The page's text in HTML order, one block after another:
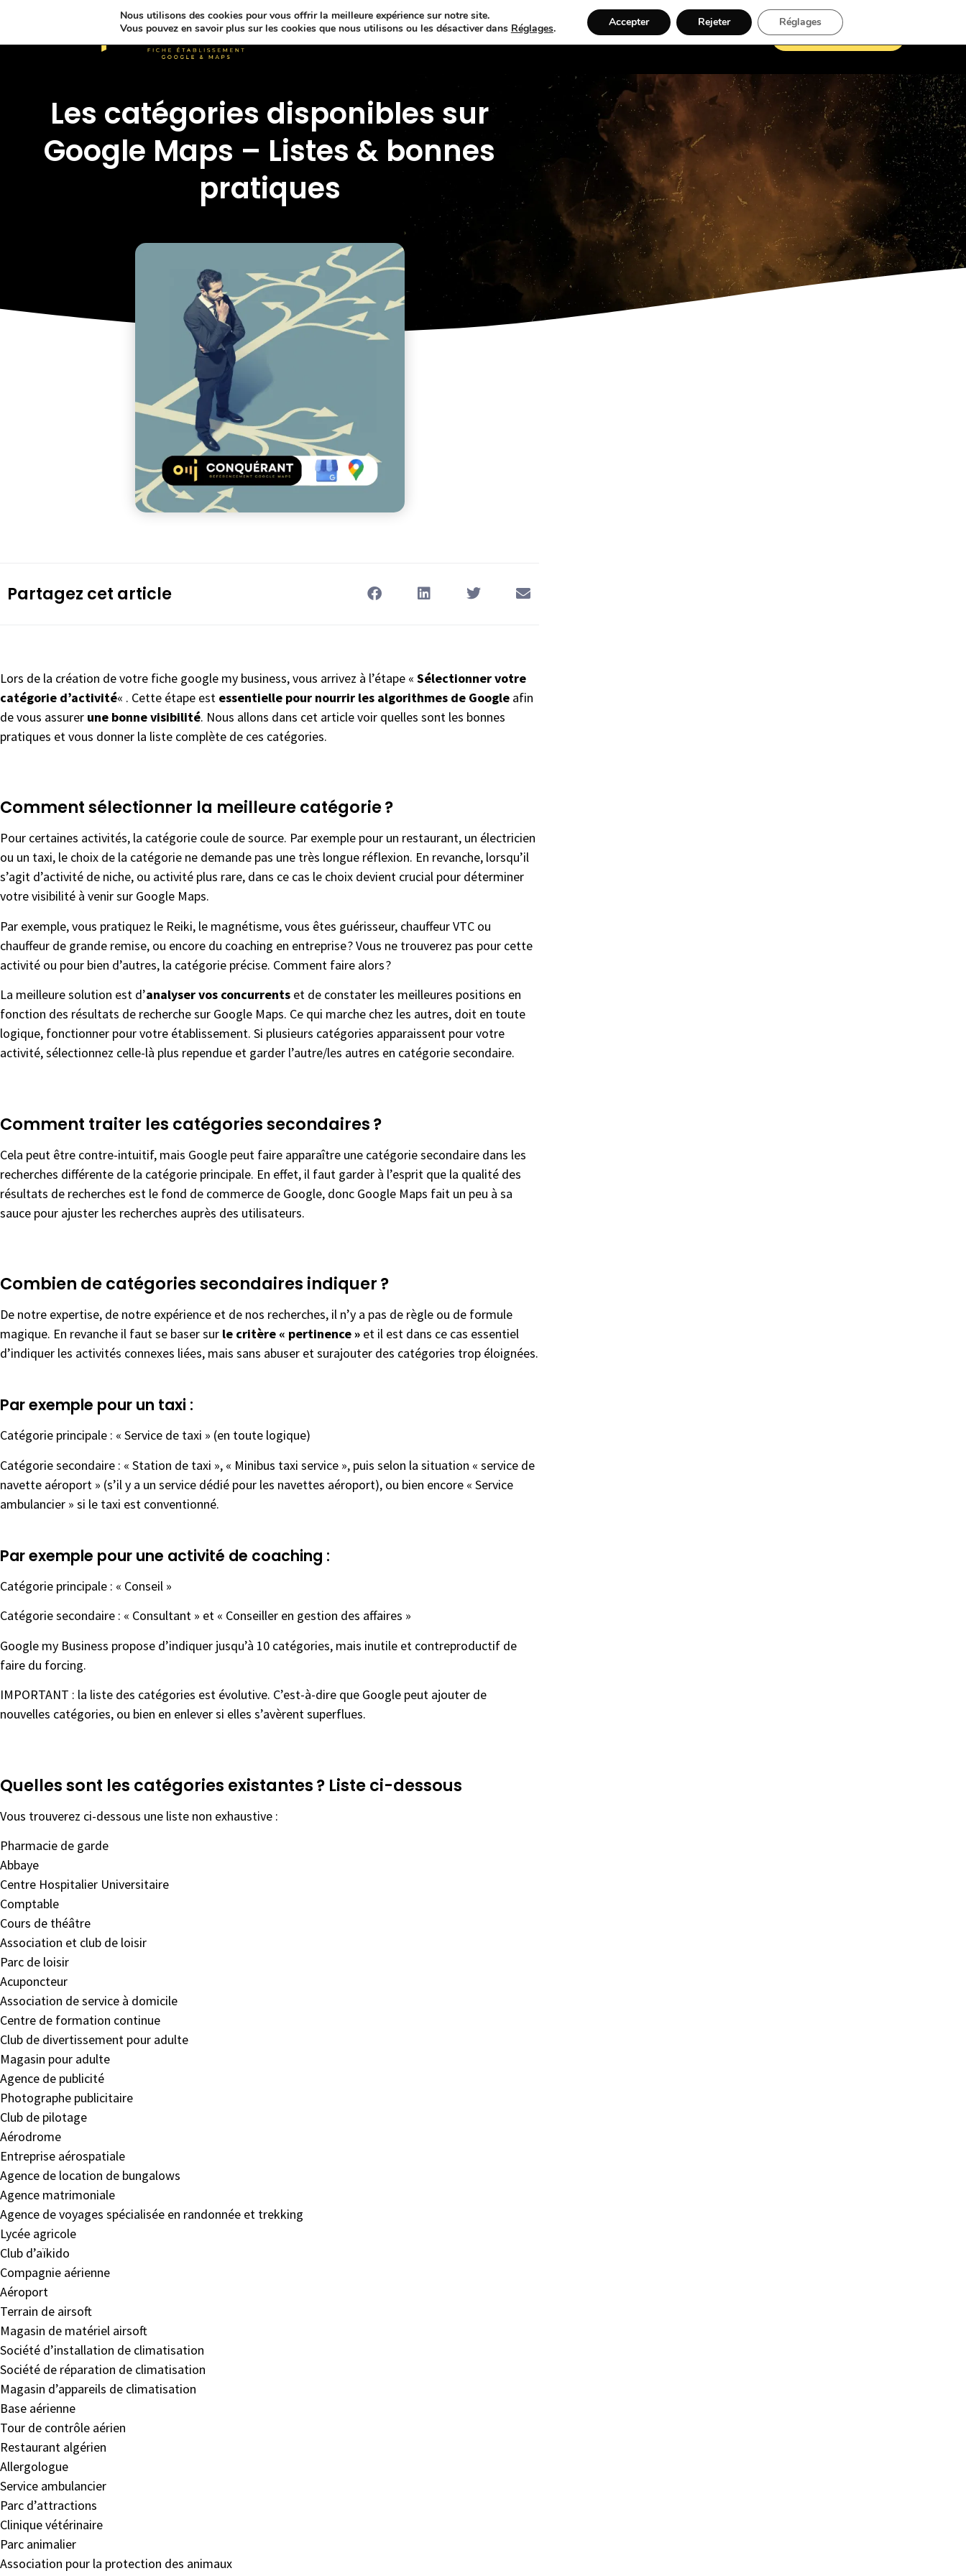
Services Témoignages Blog 07 57 93 39 68
Les catégories disponibles sur
Google Maps – Listes & bonnes
pratiques
Partagez cet article
Lors de la création de votre fiche google my business, vous arrivez à l’étape « Sélectionner votre
catégorie d’activité« . Cette étape est essentielle pour nourrir les algorithmes de Google afin
de vous assurer une bonne visibilité. Nous allons dans cet article voir quelles sont les bonnes
pratiques et vous donner la liste complète de ces catégories.
Comment sélectionner la meilleure catégorie ?
Pour certaines activités, la catégorie coule de source. Par exemple pour un restaurant, un électricien
ou un taxi, le choix de la catégorie ne demande pas une très longue réflexion. En revanche, lorsqu’il
s’agit d’activité de niche, ou activité plus rare, dans ce cas le choix devient crucial pour déterminer
votre visibilité à venir sur Google Maps.
Par exemple, vous pratiquez le Reiki, le magnétisme, vous êtes guérisseur, chauffeur VTC ou
chauffeur de grande remise, ou encore du coaching en entreprise ? Vous ne trouverez pas pour cette
activité ou pour bien d’autres, la catégorie précise. Comment faire alors ?
La meilleure solution est d’analyser vos concurrents et de constater les meilleures positions en
fonction des résultats de recherche sur Google Maps. Ce qui marche chez les autres, doit en toute
logique, fonctionner pour votre établissement. Si plusieurs catégories apparaissent pour votre
activité, sélectionnez celle-là plus rependue et garder l’autre/les autres en catégorie secondaire.
Comment traiter les catégories secondaires ?
Cela peut être contre-intuitif, mais Google peut faire apparaître une catégorie secondaire dans les
recherches différente de la catégorie principale. En effet, il faut garder à l’esprit que la qualité des
résultats de recherches est le fond de commerce de Google, donc Google Maps fait un peu à sa
sauce pour ajuster les recherches auprès des utilisateurs.
Combien de catégories secondaires indiquer ?
De notre expertise, de notre expérience et de nos recherches, il n’y a pas de règle ou de formule
magique. En revanche il faut se baser sur le critère « pertinence » et il est dans ce cas essentiel
d’indiquer les activités connexes liées, mais sans abuser et surajouter des catégories trop éloignées.
Par exemple pour un taxi :
Catégorie principale : « Service de taxi » (en toute logique)
Catégorie secondaire : « Station de taxi », « Minibus taxi service », puis selon la situation « service de
navette aéroport » (s’il y a un service dédié pour les navettes aéroport), ou bien encore « Service
ambulancier » si le taxi est conventionné.
Par exemple pour une activité de coaching :
Catégorie principale : « Conseil »
Catégorie secondaire : « Consultant » et « Conseiller en gestion des affaires »
Google my Business propose d’indiquer jusqu’à 10 catégories, mais inutile et contreproductif de
faire du forcing.
IMPORTANT : la liste des catégories est évolutive. C’est-à-dire que Google peut ajouter de
nouvelles catégories, ou bien en enlever si elles s’avèrent superflues.
Quelles sont les catégories existantes ? Liste ci-dessous
Vous trouverez ci-dessous une liste non exhaustive :
Pharmacie de garde
Abbaye
Centre Hospitalier Universitaire
Comptable
Cours de théâtre
Association et club de loisir
Parc de loisir
Acuponcteur
Association de service à domicile
Centre de formation continue
Club de divertissement pour adulte
Magasin pour adulte
Agence de publicité
Photographe publicitaire
Club de pilotage
Aérodrome
Entreprise aérospatiale
Agence de location de bungalows
Agence matrimoniale
Agence de voyages spécialisée en randonnée et trekking
Lycée agricole
Club d’aïkido
Compagnie aérienne
Aéroport
Terrain de airsoft
Magasin de matériel airsoft
Société d’installation de climatisation
Société de réparation de climatisation
Magasin d’appareils de climatisation
Base aérienne
Tour de contrôle aérien
Restaurant algérien
Allergologue
Service ambulancier
Parc d’attractions
Clinique vétérinaire
Parc animalier
Association pour la protection des animaux
Nous utilisons des cookies pour vous offrir la meilleure expérience sur notre site.
Vous pouvez en savoir plus sur les cookies que nous utilisons ou les désactiver dans Réglages. Accepter Rejeter Réglages